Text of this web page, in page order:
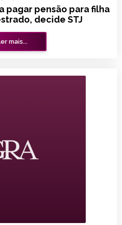
pagar pensão para filha
decide STJ
mais...